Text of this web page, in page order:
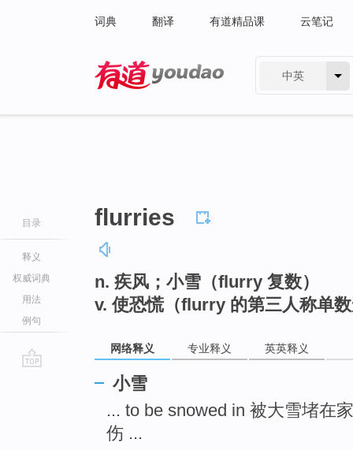
词典 翻译 有道精品课 云笔记
中英
目录
释义
权威词典
用法
例句
flurries
n. 疾风；小雪（flurry 复数）
v. 使恐慌（flurry 的第三人称单
网络释义 专业释义 英英释义
小雪
... to be snowed in 被大雪堵在
伤 ...